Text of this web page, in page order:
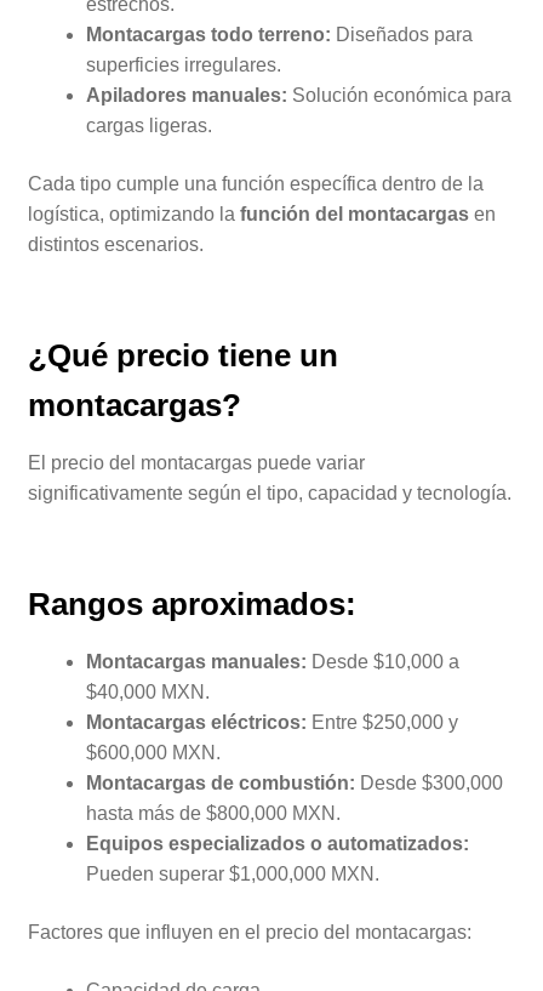
estrechos.
Montacargas todo terreno: Diseñados para
superficies irregulares.
Apiladores manuales: Solución económica para
cargas ligeras.
Cada tipo cumple una función específica dentro de la
logística, optimizando la función del montacargasen
distintos escenarios.
¿Qué precio tiene un
montacargas?
El precio del montacargas puede variar
significativamente según el tipo, capacidad y tecnología.
Rangos aproximados:
Montacargas manuales: Desde $10,000 a
$40,000 MXN.
Montacargas eléctricos: Entre $250,000 y
$600,000 MXN.
Montacargas de combustión: Desde $300,000
hasta más de $800,000 MXN.
Equipos especializados o automatizados:
Pueden superar $1,000,000 MXN.
Factores que influyen en el precio del montacargas: